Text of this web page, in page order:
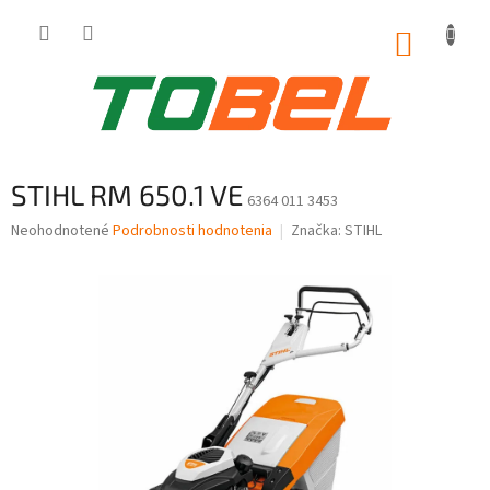
STIHL RM 650.1 VE 6364 011 3453
Priemerné
Neohodnotené Podrobnosti hodnotenia Značka: STIHL